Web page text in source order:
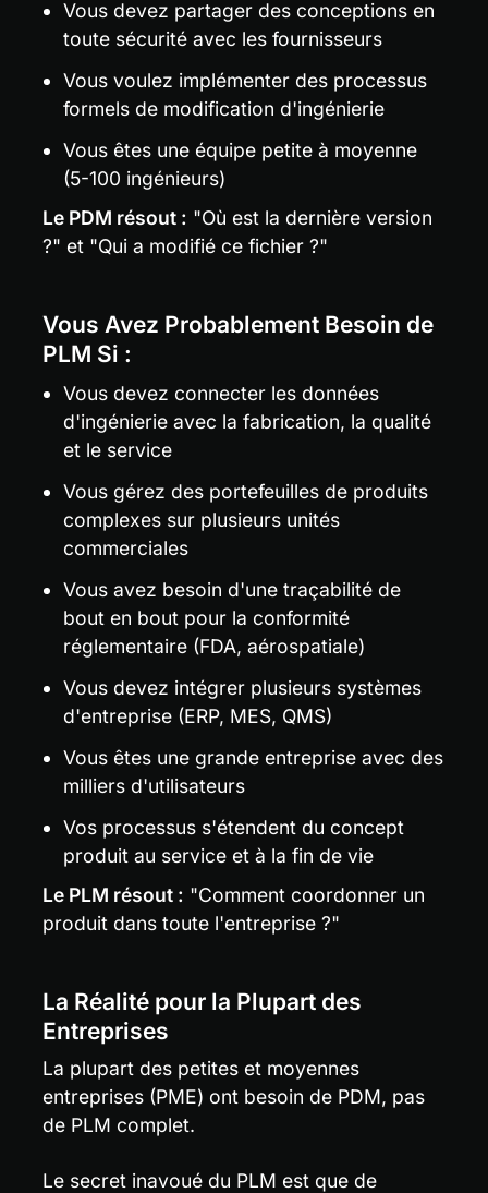
Vous devez partager des conceptions en
toute sécurité avec les fournisseurs
Vous voulez implémenter des processus
formels de modification d'ingénierie
Vous êtes une équipe petite à moyenne
(5-100 ingénieurs)
Le PDM résout : "Où est la dernière version
?" et "Qui a modifié ce fichier ?"
Vous Avez Probablement Besoin de
PLM Si :
Vous devez connecter les données
d'ingénierie avec la fabrication, la qualité
et le service
Vous gérez des portefeuilles de produits
complexes sur plusieurs unités
commerciales
Vous avez besoin d'une traçabilité de
bout en bout pour la conformité
réglementaire (FDA, aérospatiale)
Vous devez intégrer plusieurs systèmes
d'entreprise (ERP, MES, QMS)
Vous êtes une grande entreprise avec des
milliers d'utilisateurs
Vos processus s'étendent du concept
produit au service et à la fin de vie
Le PLM résout : "Comment coordonner un
produit dans toute l'entreprise ?"
La Réalité pour la Plupart des
Entreprises
La plupart des petites et moyennes
entreprises (PME) ont besoin de PDM, pas
de PLM complet.
Le secret inavoué du PLM est que de